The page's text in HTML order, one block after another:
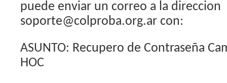
puede enviar un correo a la direccion
soporte@colproba.org.ar con:
ASUNTO: Recupero de Contraseña
HOC